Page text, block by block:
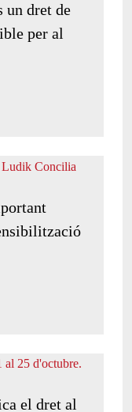
un dret de
per al
el dret al